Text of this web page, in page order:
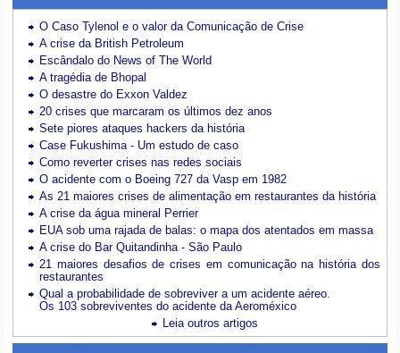
O Caso Tylenol e o valor da Comunicação de Crise
A crise da British Petroleum
Escândalo do News of The World
A tragédia de Bhopal
O desastre do Exxon Valdez
20 crises que marcaram os últimos dez anos
Sete piores ataques hackers da história
Case Fukushima - Um estudo de caso
Como reverter crises nas redes sociais
O acidente com o Boeing 727 da Vasp em 1982
As 21 maiores crises de alimentação em restaurantes da história
A crise da água mineral Perrier
EUA sob uma rajada de balas: o mapa dos atentados em massa
A crise do Bar Quitandinha - São Paulo
21 maiores desafios de crises em comunicação na história dos
restaurantes
Qual a probabilidade de sobreviver a um acidente aéreo.
Os 103 sobreviventes do acidente da Aeroméxico
Leia outros artigos